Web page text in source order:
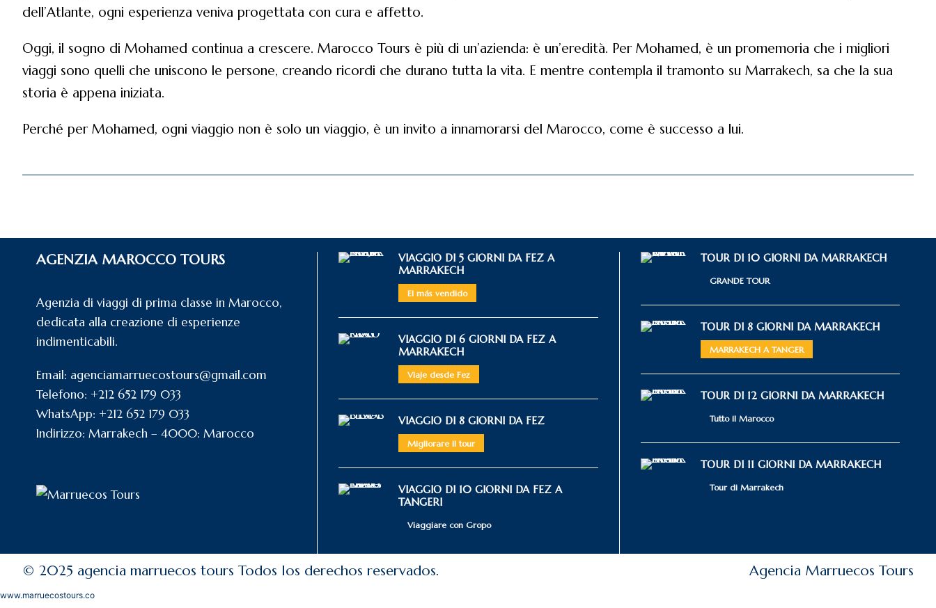
dell’Atlante, ogni esperienza veniva progettata con cura e affetto.
Oggi, il sogno di Mohamed continua a crescere. Marocco Tours è più di un’azienda: è un’eredità. Per Mohamed, è un promemoria che i migliori
viaggi sono quelli che uniscono le persone, creando ricordi che durano tutta la vita. E mentre contempla il tramonto su Marrakech, sa che la sua
storia è appena iniziata.
Perché per Mohamed, ogni viaggio non è solo un viaggio, è un invito a innamorarsi del Marocco, come è successo a lui.
AGENZIA MAROCCO TOURS
Agenzia di viaggi di prima classe in Marocco,
dedicata alla creazione di esperienze
indimenticabili.
Email: agenciamarruecostours@gmail.com
Telefono: +212 652 179 033
WhatsApp: +212 652 179 033
Indirizzo: Marrakech – 4000: Marocco
VIAGGIO DI 5 GIORNI DA FEZ A
MARRAKECH
El más vendido
VIAGGIO DI 6 GIORNI DA FEZ A
MARRAKECH
Viaje desde Fez
VIAGGIO DI 8 GIORNI DA FEZ
Migliorare il tour
VIAGGIO DI 10 GIORNI DA FEZ A
TANGERI
Viaggiare con Gropo
TOUR DI 10 GIORNI DA MARRAKECH
GRANDE TOUR
TOUR DI 8 GIORNI DA MARRAKECH
MARRAKECH A TANGER
TOUR DI 12 GIORNI DA MARRAKECH
Tutto il Marocco
TOUR DI 11 GIORNI DA MARRAKECH
Tour di Marrakech
© 2025 agencia marruecos tours Todos los derechos reservados. Agencia Marruecos Tours
www.marruecostours.co